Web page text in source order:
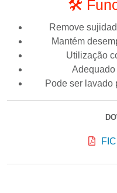
🛠️
Remove
Mantém
Utilização
Pode ser lavado